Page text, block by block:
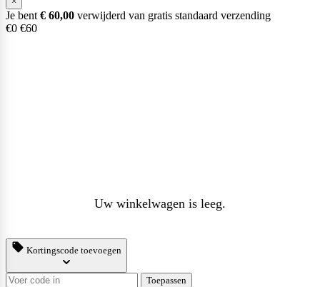
Je bent € 60,00 verwijderd van gratis standaard verzending
€0 €60
Uw winkelwagen is leeg.
Kortingscode toevoegen
Toepassen